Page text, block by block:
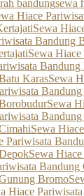
bandungsewa
Hiace
Sewa
Bandung
Sewa
KarasSewa
Sewa
Sewa
Pariwisata
Sewa
Bandung
Bromo
Hiace